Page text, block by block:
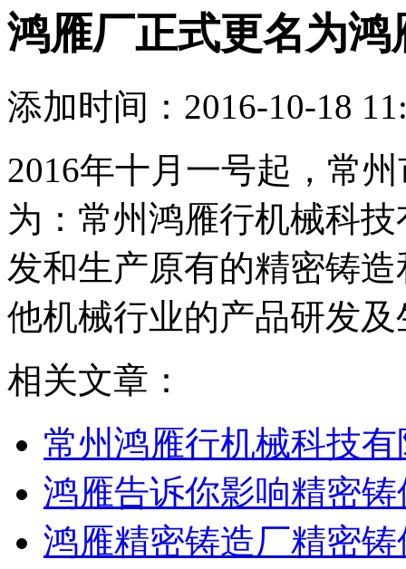
鸿雁厂正式更名为
添加时间：2016-10-18
2016年十月一号起，常
为：常州鸿雁行机械科
发和生产原有的精密铸
他机械行业的产品研发
相关文章：
常州鸿雁行机械科技
鸿雁告诉你影响精密
鸿雁精密铸造厂精密